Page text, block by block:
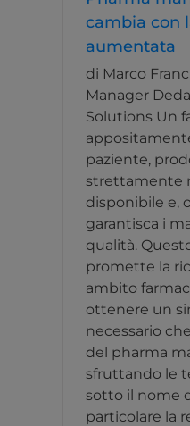
cambia con
aumentata
di Marco
Manager
Solutions Un
paziente,
strettamente
disponibile e,
garantisca i
qualità.
promette la
ambito
ottenere un
necessario
del pharma
sfruttando le
sotto il nome
particolare la